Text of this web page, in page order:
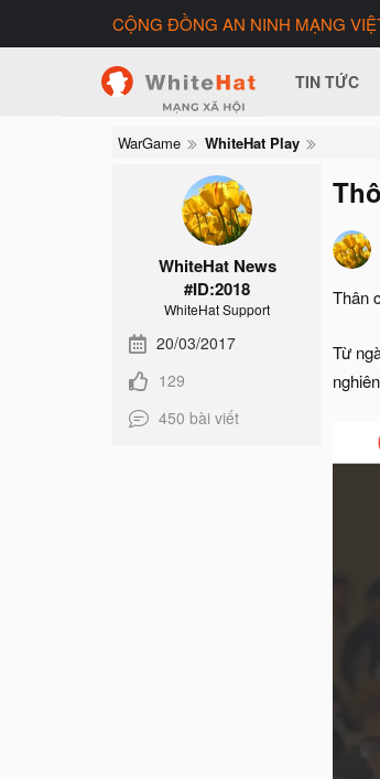
CỘNG ĐỒNG AN NINH MẠNG
TIN TỨC
WarGame WhiteHat Play
WhiteHat News
#ID:2018
WhiteHat Support
20/03/2017
129
450 bài viết
Thân
Từ